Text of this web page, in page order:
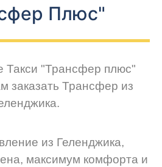
Плюс"
Такси "Трансфер плюс"
заказать Трансфер из
из Геленджика,
максимум комфорта и